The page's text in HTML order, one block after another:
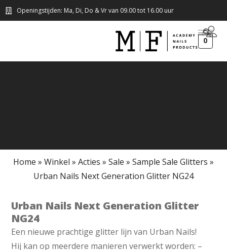
Openingstijden: Ma, Di, Do & Vr van 09.00 tot 16.00 uur
0
Home » Winkel » Acties » Sale » Sample Sale Glitters »
Urban Nails Next Generation Glitter NG24
Urban Nails Next Generation Glitter
NG24
Een nieuwe prachtige glitter lijn van Urban Nails!
Hij kan op meerdere manieren verwerkt worden: –